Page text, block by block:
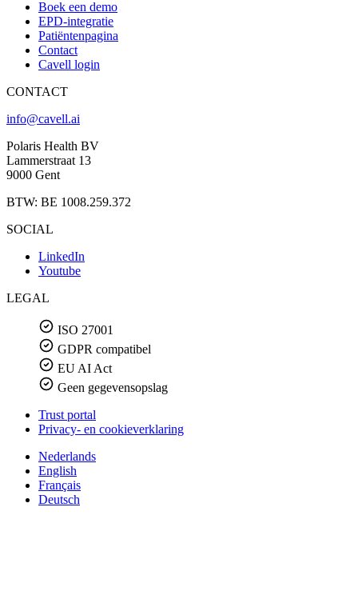
Boek een demo
EPD-integratie
Patiëntenpagina
Contact
Cavell login
CONTACT
info@cavell.ai
Polaris Health BV
Lammerstraat 13
9000 Gent
BTW: BE 1008.259.372
SOCIAL
LinkedIn
Youtube
LEGAL
ISO 27001
GDPR compatibel
EU AI Act
Geen gegevensopslag
Trust portal
Privacy- en cookieverklaring
Nederlands
English
Français
Deutsch